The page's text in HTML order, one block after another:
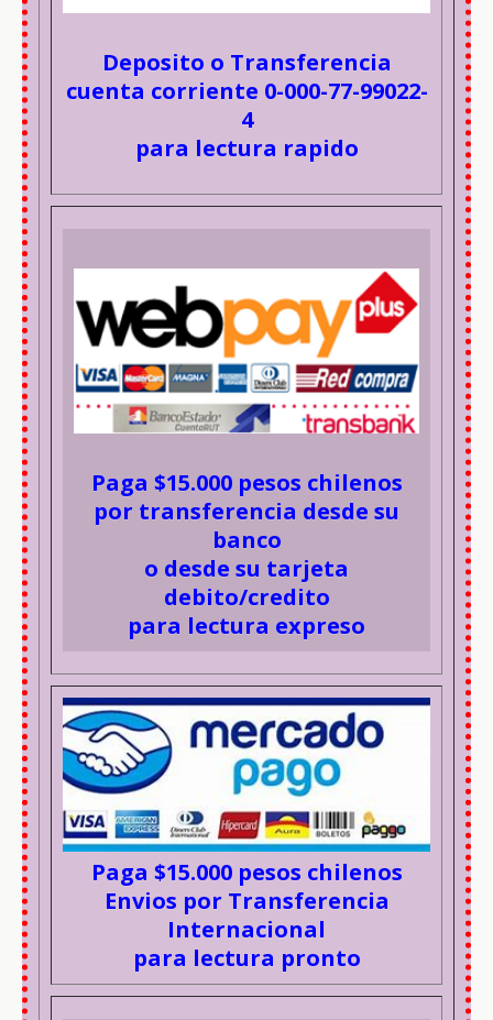
Deposito o Transferencia
cuenta corriente 0-000-77-99022-
4
para lectura rapido
Paga $15.000 pesos chilenos
por transferencia desde su
banco
o desde su tarjeta
debito/credito
para lectura expreso
Paga $15.000 pesos chilenos
Envios por Transferencia
Internacional
para lectura pronto